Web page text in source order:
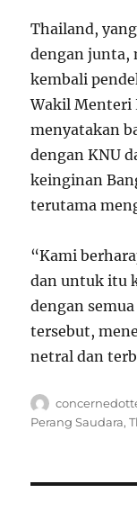
Thailand,
dengan junta,
kembali
Wakil Menteri
menyatakan
dengan KNU
keinginan
terutama
“Kami
dan untuk itu
dengan
tersebut,
netral dan
Author
Perang Saudara,